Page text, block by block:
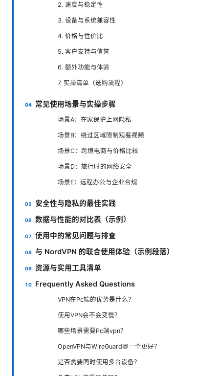
2. 速度与稳定性
3. 设备与系统兼容性
4. 价格与性价比
5. 客户支持与信誉
6. 额外功能与体验
7. 实操清单（选购流程）
常见使用场景与实操步骤
场景A：在家保护上网隐私
场景B：绕过区域限制观看视频
场景C：跨境电商与价格比较
场景D：旅行时的网络安全
场景E：远程办公与企业合规
安全性与隐私的最佳实践
数据与性能的对比表（示例）
使用中的常见问题与排查
与 NordVPN 的联合使用体验（示例段落）
资源与实用工具清单
Frequently Asked Questions
VPN在Pc端的优势是什么？
使用VPN会不会变慢？
哪些场景需要Pc端vpn？
OpenVPN与WireGuard哪一个更好？
是否需要同时使用多台设备？